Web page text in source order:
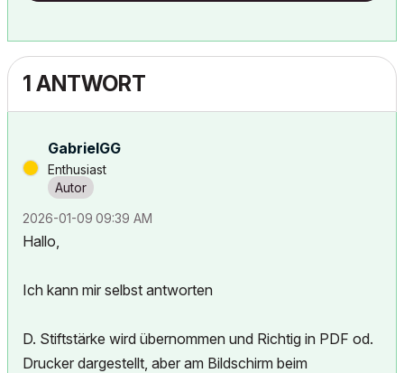
1 ANTWORT
GabrielGG
Enthusiast
‎2026-01-09 09:39 AM
Hallo,
Ich kann mir selbst antworten
D. Stiftstärke wird übernommen und Richtig in PDF od.
Drucker dargestellt, aber am Bildschirm beim